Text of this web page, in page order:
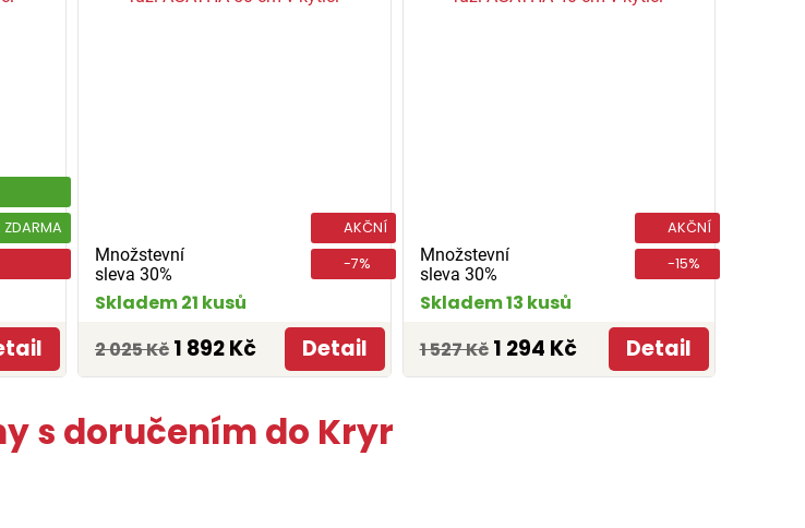
Množstevní
sleva 30%
AKČNÍ
-7%
Skladem 21 kusů
2 025 Kč 1 892 Kč Detail
Množstevní
sleva 30%
AKČNÍ
-15%
Skladem 13 kusů
1 527 Kč 1 294 Kč Detail
s doručením do Kryr